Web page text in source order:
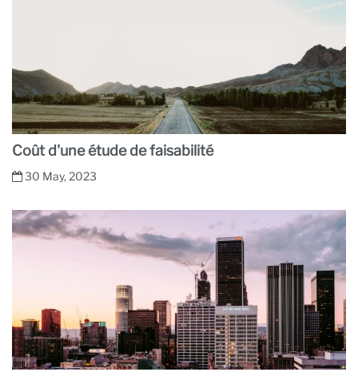
Coût d'une étude de faisabilité
30 May, 2023